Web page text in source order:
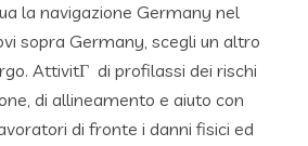
la navigazione Germany nel
sopra Germany, scegli un altro
AttivitГ di profilassi dei rischi
di allineamento e aiuto con
di fronte i danni fisici ed